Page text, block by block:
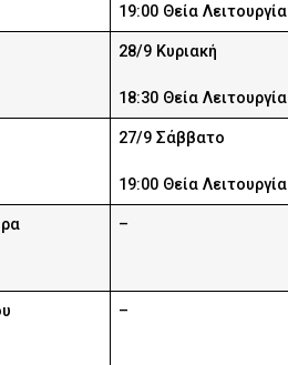
19:00 Θεία Λειτουργία
28/9 Κυριακή
18:30 Θεία Λειτουργία
27/9 Σάββατο
19:00 Θεία Λειτουργία
–
–